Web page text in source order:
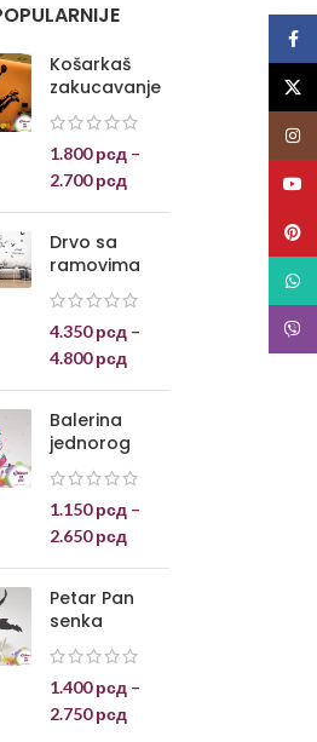
Košarkaš
zakucavanje
1.800рсд –
2.700рсд
Drvo sa
ramovima
4.350рсд –
4.800рсд
Balerina
jednorog
1.150рсд –
2.650рсд
Petar Pan
senka
1.400рсд –
2.750рсд
Viber